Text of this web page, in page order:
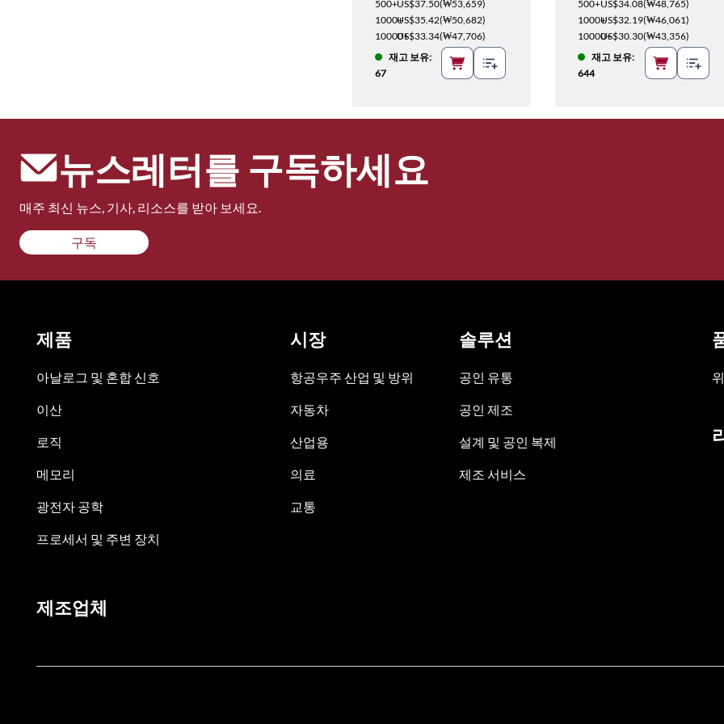
500+US$37.50(₩53,659)
1000+US$35.42(₩50,682)
10000+US$33.34(₩47,706)
재고 보유:
67
500+US$34.08(₩48,765)
1000+US$32.19(₩46,061)
10000+US$30.30(₩43,356)
재고 보유:
644
뉴스레터를 구독하세요
매주 최신 뉴스, 기사, 리소스를 받아 보세요.
구독
제품
아날로그 및 혼합 신호
이산
로직
메모리
광전자 공학
프로세서 및 주변 장치
시장
항공우주 산업 및 방위
자동차
산업용
의료
교통
솔루션
공인 유통
공인 제조
설계 및 공인 복제
제조 서비스
제조업체